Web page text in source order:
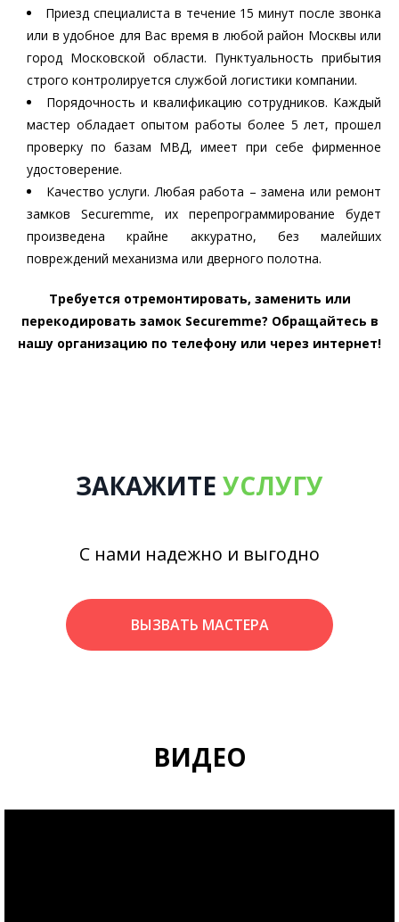
Приезд специалиста в течение 15 минут после звонка
или в удобное для Вас время в любой район Москвы или
город Московской области. Пунктуальность прибытия
строго контролируется службой логистики компании.
Порядочность и квалификацию сотрудников. Каждый
мастер обладает опытом работы более 5 лет, прошел
проверку по базам МВД, имеет при себе фирменное
удостоверение.
Качество услуги. Любая работа – замена или ремонт
замков Securemme, их перепрограммирование будет
произведена крайне аккуратно, без малейших
повреждений механизма или дверного полотна.
Требуется отремонтировать, заменить или
перекодировать замок Securemme? Обращайтесь в
нашу организацию по телефону или через интернет!
ЗАКАЖИТЕ УСЛУГУ
С нами надежно и выгодно
ВЫЗВАТЬ МАСТЕРА
ВИДЕО